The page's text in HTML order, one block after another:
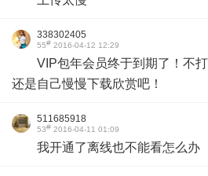
338302405
55# 2016-04-12 12:29
VIP包年会员终于到期了！不
还是自己慢慢下载欣赏吧！
511685918
53# 2016-04-11 01:09
我开通了离线也不能看怎么办